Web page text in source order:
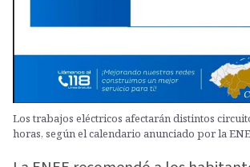
Los trabajos eléctricos afectarán distintos
horas, según el calendario anunciado por la